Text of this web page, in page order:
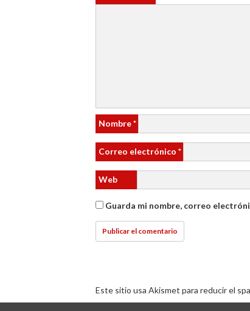
Nombre*
Correo electrónico *
Web
Guarda mi nombre, correo
Este sitio usa Akismet para reducir el